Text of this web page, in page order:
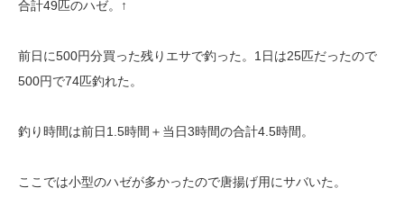
合計49匹のハゼ。↑
前日に500円分買った残りエサで釣った。1日は25匹だったので
500円で74匹釣れた。
釣り時間は前日1.5時間＋当日3時間の合計4.5時間。
ここでは小型のハゼが多かったので唐揚げ用にサバいた。